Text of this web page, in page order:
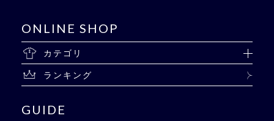
ONLINE SHOP
カテゴリ
ランキング
GUIDE